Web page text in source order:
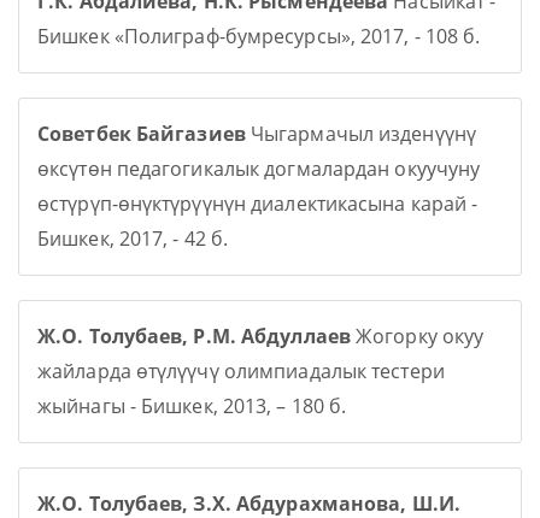
Бишкек «Полиграф-бумресурсы», 2017, - 108 б.
Советбек БайгазиевЧыгармачыл изденүүнү
өксүтөн педагогикалык догмалардан окуучуну
өстүрүп-өнүктүрүүнүн диалектикасына карай -
Бишкек, 2017, - 42 б.
Ж.О. Толубаев, Р.М. АбдуллаевЖогорку окуу
жайларда өтүлүүчү олимпиадалык тестери
жыйнагы - Бишкек, 2013, – 180 б.
Ж.О. Толубаев, З.Х. Абдурахманова, Ш.И.